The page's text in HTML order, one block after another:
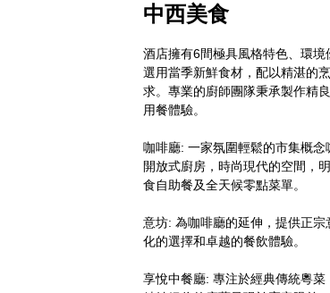
中西美食
酒店擁有6間極具風格特色、環
選用當季新鮮食材，配以精湛的
求。專業的廚師團隊秉承製作精
用餐體驗。
咖啡廳: 一家氛圍輕鬆的市集概
開放式廚房，時尚現代的空間，
食自助餐及全天候零點菜單。
意坊: 為咖啡廳的延伸，提供正
化的選擇和卓越的餐飲體驗。
享悅中餐廳: 專注於經典傳統粵